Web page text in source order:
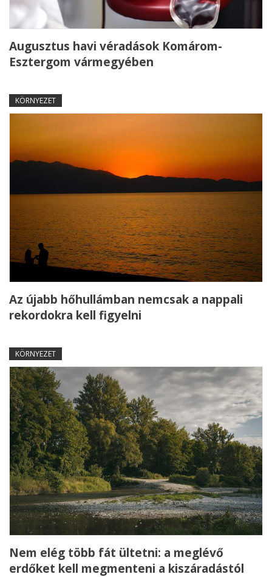
Augusztus havi véradások Komárom-
Esztergom vármegyében
KÖRNYEZET
Az újabb hőhullámban nemcsak a nappali
rekordokra kell figyelni
KÖRNYEZET
Nem elég több fát ültetni: a meglévő
erdőket kell megmenteni a kiszáradástól